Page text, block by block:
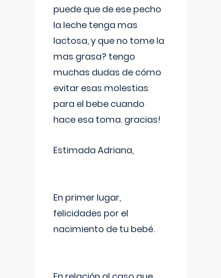
puede que de ese pecho
la leche tenga mas
lactosa, y que no tome la
mas grasa? tengo
muchas dudas de cómo
evitar esas molestias
para el bebe cuando
hace esa toma. gracias!
Estimada Adriana,
En primer lugar,
felicidades por el
nacimiento de tu bebé.